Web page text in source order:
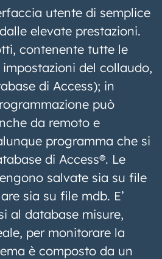
utente di semplice
elevate prestazioni.
contenente tutte le
del collaudo,
di Access); in
può
da remoto e
programma che si
di Access®. Le
salvate sia su file
sia su file mdb. E’
al database misure,
per monitorare la
è composto da un